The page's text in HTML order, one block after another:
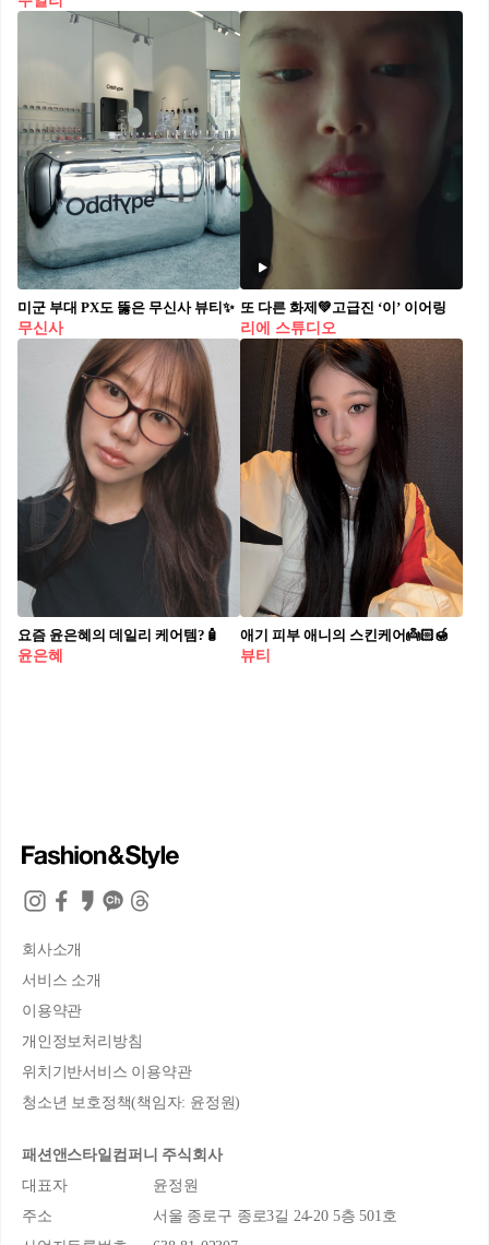
미군 부대 PX도 뚫은 무신사 뷰티✨
무신사
또 다른 화제💚고급진 ‘이’ 이어링
리에 스튜디오
요즘 윤은혜의 데일리 케어템?🧴
윤은혜
애기 피부 애니의 스킨케어👼🏻🍯
뷰티
회사소개
서비스 소개
이용약관
개인정보처리방침
위치기반서비스 이용약관
청소년 보호정책(책임자: 윤정원)
패션앤스타일컴퍼니 주식회사
대표자
윤정원
주소
서울 종로구 종로3길 24-20 5층 501호